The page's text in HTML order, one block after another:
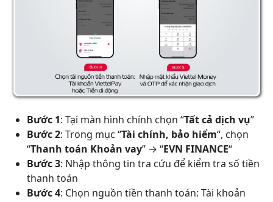
Bước 1: Tại màn hình chính chọn “Tất cả dịch vụ”
Bước 2: Trong mục “Tài chính, bảo hiểm“, chọn
“Thanh toán Khoản vay” → “EVN FINANCE“
Bước 3: Nhập thông tin tra cứu để kiểm tra số tiền
thanh toán
Bước 4: Chọn nguồn tiền thanh toán: Tài khoản